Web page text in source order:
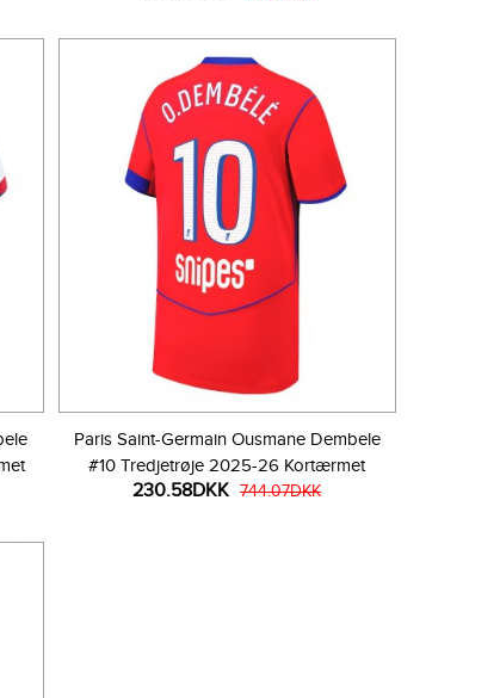
Paris Saint-Germain Ousmane Dembele
#10 Tredjetrøje 2025-26 Kortærmet
230.58DKK 744.07DKK